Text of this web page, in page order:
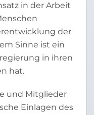
in der Arbeit
der
Sinne ist ein
in ihren
hat.
und Mitglieder
Einlagen des